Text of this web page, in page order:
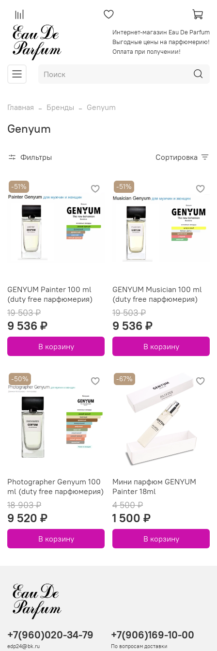
Интернет-магазин Eau De Parfum
Выгодные цены на парфюмерию!
Оплата при получении!
Главная Бренды Genyum
Genyum
Фильтры Сортировка
-51%
GENYUM Painter 100 ml
(duty free парфюмерия)
19 503 ₽
9 536 ₽
В корзину
-51%
GENYUM Musician 100 ml
(duty free парфюмерия)
19 503 ₽
9 536 ₽
В корзину
-50%
Photographer Genyum 100
ml (duty free парфюмерия)
18 903 ₽
9 520 ₽
В корзину
-67%
Мини парфюм GENYUM
Painter 18ml
4 500 ₽
1 500 ₽
В корзину
+7(960)020-34-79
edp24@bk.ru
+7(906)169-10-00
По вопросам доставки